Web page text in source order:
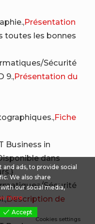
Présentation
toutes les bonnes
Sécurité
9.,Présentation du
Fiche
Business in
dans
Sécurité
Description de
ads, to provide social
We also share
our social media,
more
Accept
Cookies settings